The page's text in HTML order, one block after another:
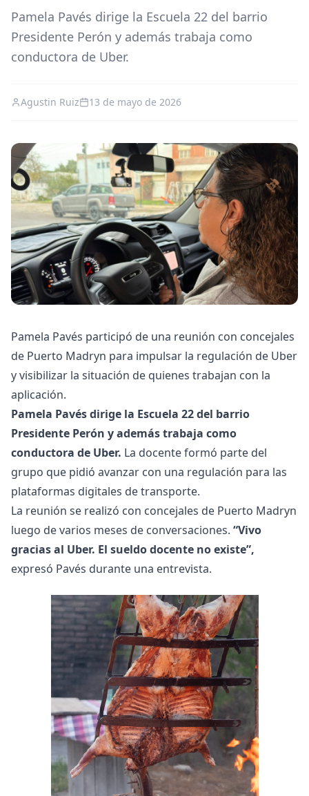
Pamela Pavés dirige la Escuela 22 del barrio
Presidente Perón y además trabaja como
conductora de Uber.
Agustin Ruiz 13 de mayo de 2026
Pamela Pavés participó de una reunión con concejales
de Puerto Madryn para impulsar la regulación de Uber
y visibilizar la situación de quienes trabajan con la
aplicación.
Pamela Pavés dirige la Escuela 22 del barrio
Presidente Perón y además trabaja como
conductora de Uber. La docente formó parte del
grupo que pidió avanzar con una regulación para las
plataformas digitales de transporte.
La reunión se realizó con concejales de Puerto Madryn
luego de varios meses de conversaciones. “Vivo
gracias al Uber. El sueldo docente no existe”,
expresó Pavés durante una entrevista.